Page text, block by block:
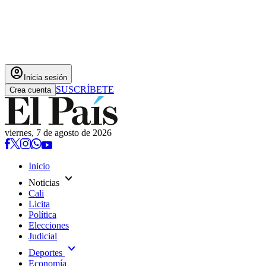
account_circle Inicia sesión
Crea cuenta SUSCRÍBETE
viernes, 7 de agosto de 2026
Inicio
Noticias expand_more
Cali
Licita
Política
Elecciones
Judicial
Deportes expand_more
Economía